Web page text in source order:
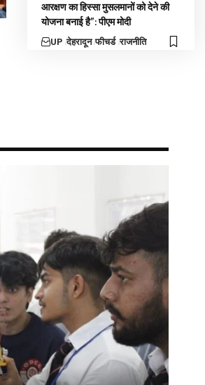
आरक्षण का हिस्सा मुसलमानों को देने की
योजना बनाई है”: पीएम मोदी
UP देहरादून फीचर्ड राजनीति